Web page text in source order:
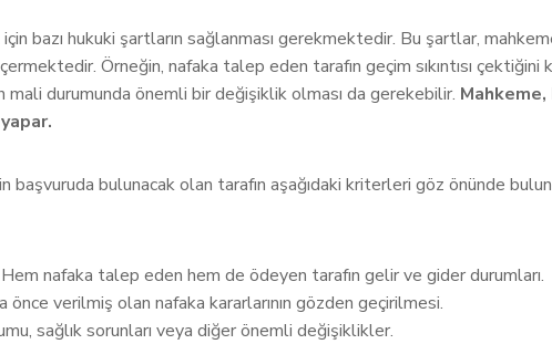
bazı hukuki şartların sağlanması gerekmektedir. Bu şartlar,
Örneğin, nafaka talep eden tarafın geçim sıkıntısı çektiğini
mali durumunda önemli bir değişiklik olması da gerekebilir.
başvuruda bulunacak olan tarafın aşağıdaki kriterleri göz önünde
Hem nafaka talep eden hem de ödeyen tarafın gelir ve gider durumları.
önce verilmiş olan nafaka kararlarının gözden geçirilmesi.
sağlık sorunları veya diğer önemli değişiklikler.